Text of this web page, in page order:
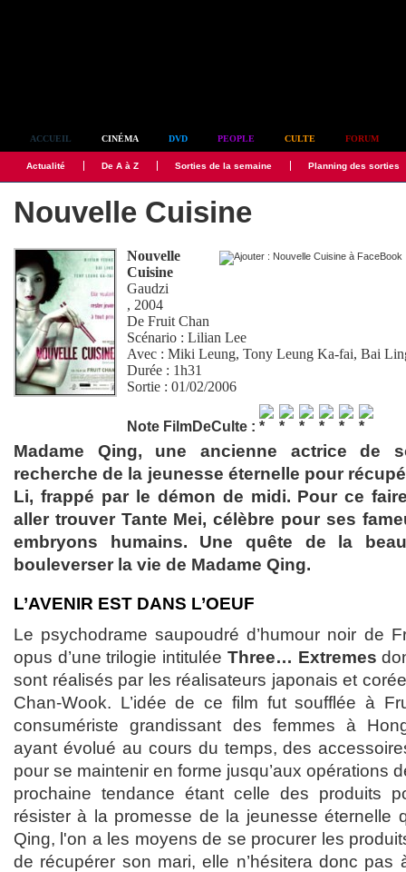
ACCUEIL CINÉMA DVD PEOPLE CULTE FORUM
Actualité De A à Z Sorties de la semaine Planning des sorties
Nouvelle Cuisine
Nouvelle
Cuisine
Gaudzi
, 2004
DeFruit Chan
Scénario :Lilian Lee
Avec :Miki Leung,Tony Leung Ka-fai,Bai
Durée : 1h31
Sortie : 01/02/2006
Note FilmDeCulte :
Madame Qing, une ancienne actrice de
recherche de la jeunesse éternelle pour
Li, frappé par le démon de midi. Pour ce
aller trouver Tante Mei, célèbre pour ses
embryons humains. Une quête de la
bouleverser la vie de Madame Qing.
L’AVENIR EST DANS L’OEUF
Le psychodrame saupoudré d’humour noir de
opus d’une trilogie intitulée Three… Extremes
sont réalisés par les réalisateurs japonais et
Chan-Wook. L’idée de ce film fut soufflée à
consumériste grandissant des femmes à
ayant évolué au cours du temps, des
pour se maintenir en forme jusqu’aux opérations
prochaine tendance étant celle des produits
résister à la promesse de la jeunesse éternelle
Qing, l'on a les moyens de se procurer les
de récupérer son mari, elle n’hésitera donc pas